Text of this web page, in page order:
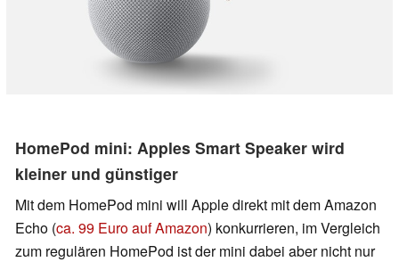
HomePod mini: Apples Smart Speaker wird
kleiner und günstiger
Mit dem HomePod mini will Apple direkt mit dem Amazon
Echo (ca. 99 Euro auf Amazon) konkurrieren, im Vergleich
zum regulären HomePod ist der mini dabei aber nicht nur